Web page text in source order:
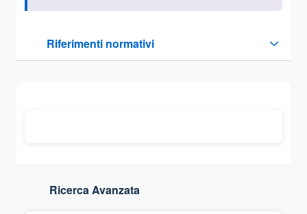
Riferimenti normativi
Sezione compressa
Ricerca Avanzata